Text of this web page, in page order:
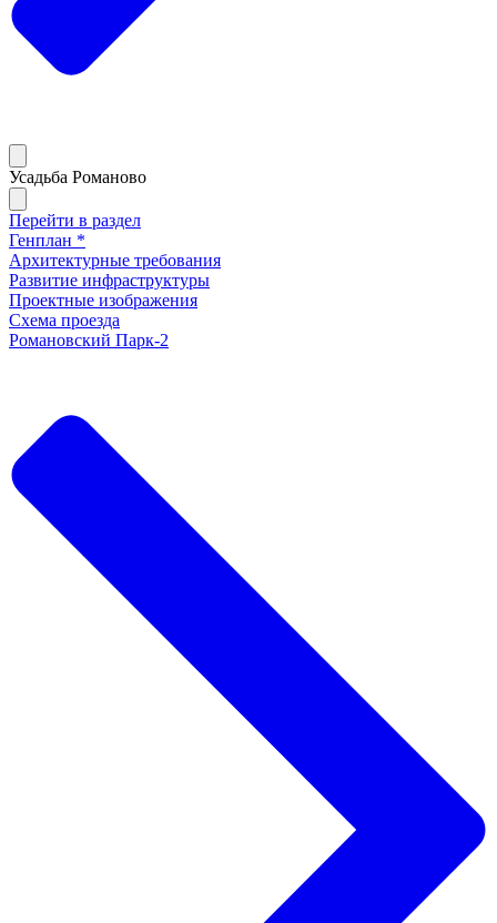
Усадьба Романово
Перейти в раздел
Генплан *
Архитектурные требования
Развитие инфраструктуры
Проектные изображения
Схема проезда
Романовский Парк-2